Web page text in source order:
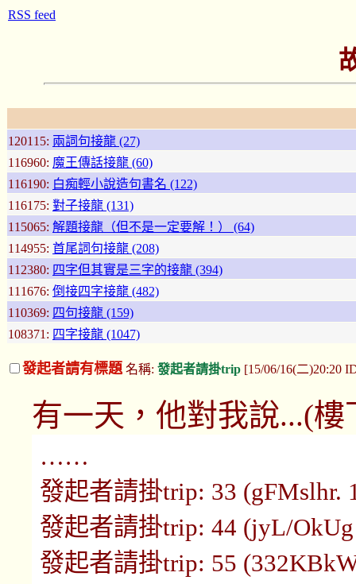
120115: 兩詞句接龍 (27)
116960: 魔王傳話接龍 (60)
116190: 白痴輕小說造句書名 (122)
116175: 對子接龍 (131)
115065: 解題接龍（但不是一定要解！） (64)
114955: 首尾詞句接龍 (208)
112380: 四字但其實是三字的接龍 (394)
111676: 倒接四字接龍 (482)
110369: 四句接龍 (159)
108371: 四字接龍 (1047)
發起者請有標題 名稱: 發起者請掛trip [15/06/16(二)20:20
有一天，他對我說...(樓
……
發起者請掛trip: 33 (gFMslhr.
發起者請掛trip: 44 (jyL/
發起者請掛trip: 55
RSS feed